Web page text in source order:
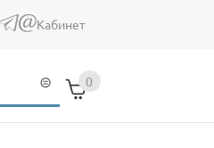
(link sends e-mail)
Кабинет
0